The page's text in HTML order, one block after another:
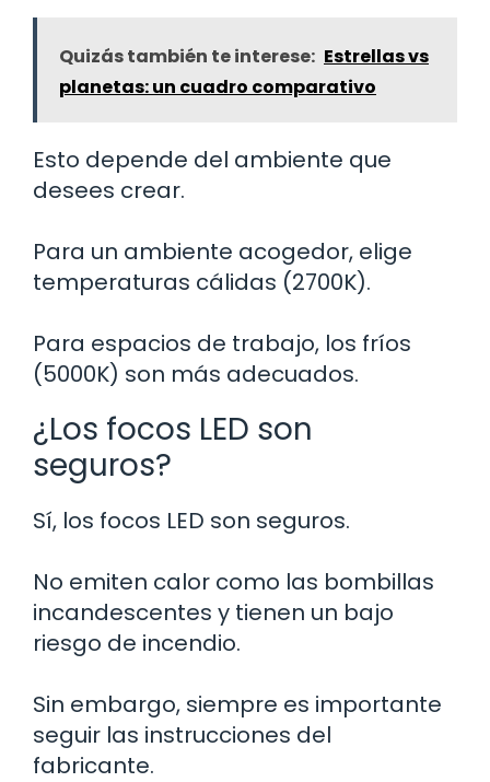
Quizás también te interese: Estrellas vs
planetas: un cuadro comparativo
Esto depende del ambiente que
desees crear.
Para un ambiente acogedor, elige
temperaturas cálidas (2700K).
Para espacios de trabajo, los fríos
(5000K) son más adecuados.
¿Los focos LED son
seguros?
Sí, los focos LED son seguros.
No emiten calor como las bombillas
incandescentes y tienen un bajo
riesgo de incendio.
Sin embargo, siempre es importante
seguir las instrucciones del
fabricante.